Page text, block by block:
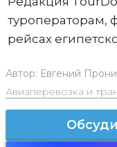
рейсах
Автор: Евгений
Авиаперевозка и